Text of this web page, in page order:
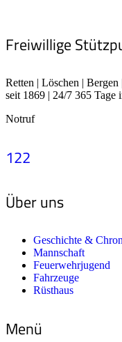
Freiwillige
Retten | Löschen | Bergen
seit 1869 | 24/7 365 Tage
Notruf
122
Über uns
Geschichte &
Mannschaft
Feuerwehrjugend
Fahrzeuge
Rüsthaus
Menü